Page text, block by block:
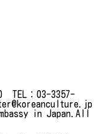
TEL：03-3357-
in Japan.All